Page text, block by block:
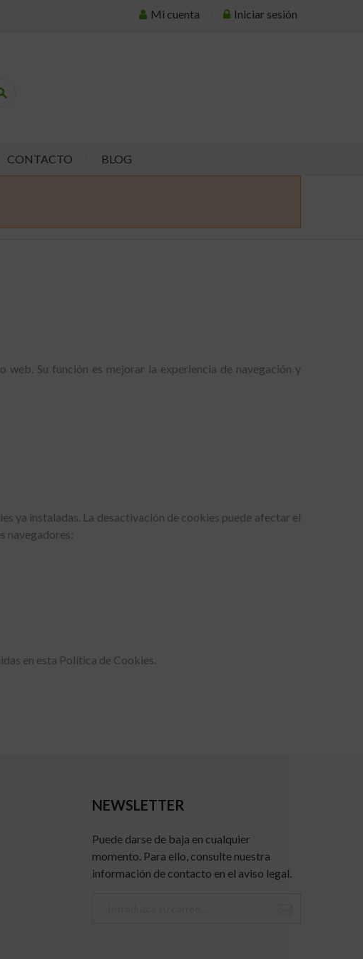
Mi cuenta Iniciar sesión
CONTACTO BLOG
Su función es mejorar la experiencia de navegación y
ya instaladas. La desactivación de cookies puede afectar el
navegadores:
en esta Política de Cookies.
NEWSLETTER
Puede darse de baja en cualquier
momento. Para ello, consulte nuestra
información de contacto en el aviso legal.